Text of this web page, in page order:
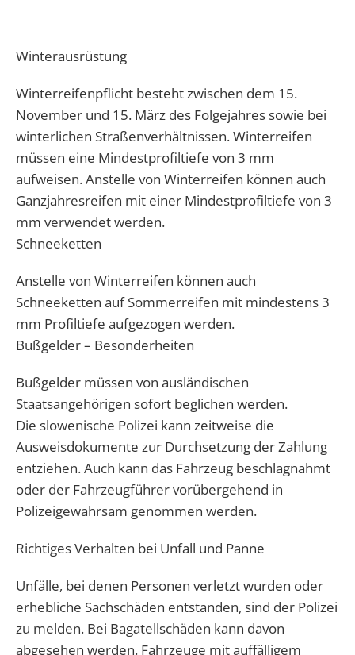
Winterausrüstung
Winterreifenpflicht besteht zwischen dem 15.
November und 15. März des Folgejahres sowie bei
winterlichen Straßenverhältnissen. Winterreifen
müssen eine Mindestprofiltiefe von 3 mm
aufweisen. Anstelle von Winterreifen können auch
Ganzjahresreifen mit einer Mindestprofiltiefe von 3
mm verwendet werden.
Schneeketten
Anstelle von Winterreifen können auch
Schneeketten auf Sommerreifen mit mindestens 3
mm Profiltiefe aufgezogen werden.
Bußgelder – Besonderheiten
Bußgelder müssen von ausländischen
Staatsangehörigen sofort beglichen werden.
Die slowenische Polizei kann zeitweise die
Ausweisdokumente zur Durchsetzung der Zahlung
entziehen. Auch kann das Fahrzeug beschlagnahmt
oder der Fahrzeugführer vorübergehend in
Polizeigewahrsam genommen werden.
Richtiges Verhalten bei Unfall und Panne
Unfälle, bei denen Personen verletzt wurden oder
erhebliche Sachschäden entstanden, sind der Polizei
zu melden. Bei Bagatellschäden kann davon
abgesehen werden. Fahrzeuge mit auffälligem